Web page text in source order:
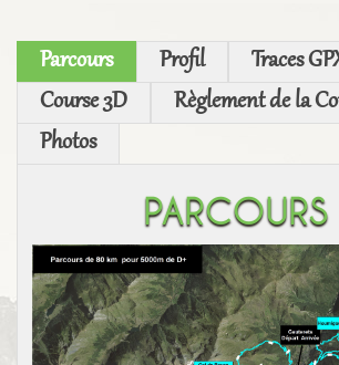
Parcours Profil
Traces
Course 3D
Règlement de la
Photos
PARCOURS